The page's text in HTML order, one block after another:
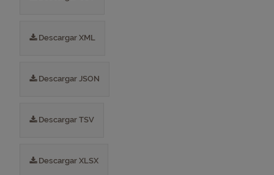
Descargar XML
Descargar JSON
Descargar TSV
Descargar XLSX